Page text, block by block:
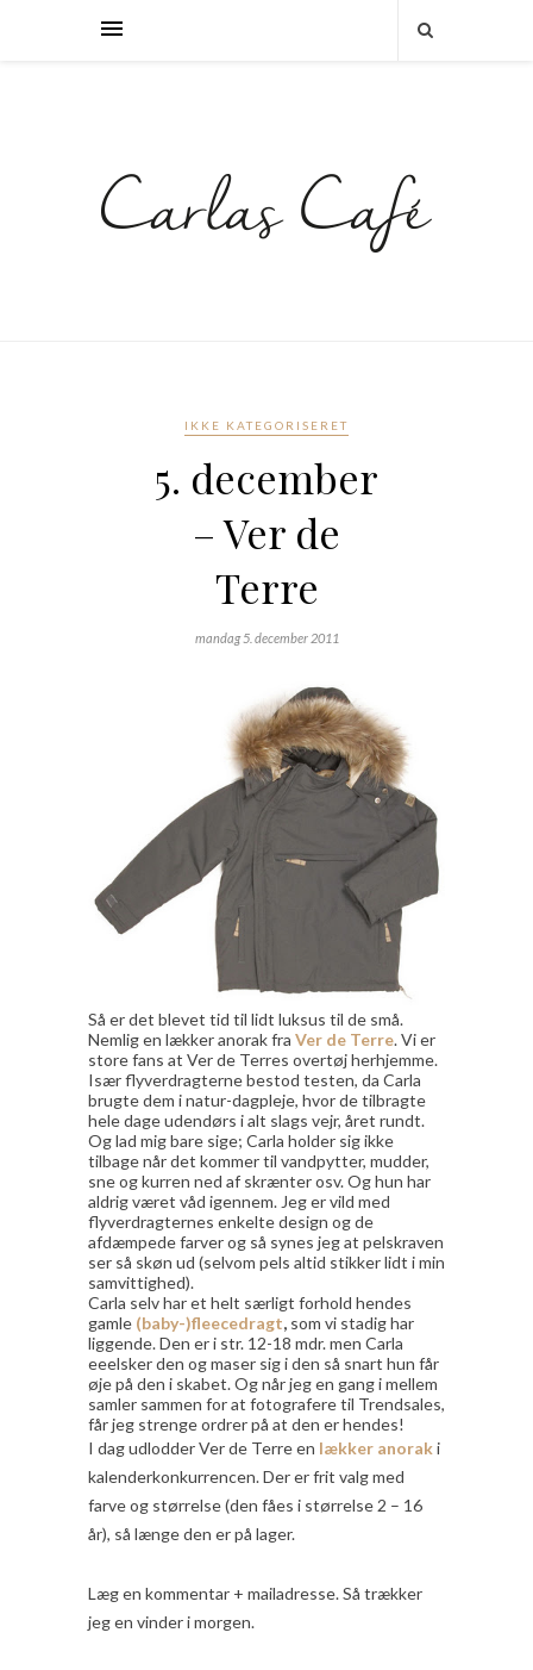
IKKE KATEGORISERET
5. december
– Ver de
Terre
mandag 5. december 2011
Så er det blevet tid til lidt luksus til de små.
Nemlig en lækker anorak fra Ver de Terre. Vi er
store fans at Ver de Terres overtøj herhjemme.
Især flyverdragterne bestod testen, da Carla
brugte dem i natur-dagpleje, hvor de tilbragte
hele dage udendørs i alt slags vejr, året rundt.
Og lad mig bare sige; Carla holder sig ikke
tilbage når det kommer til vandpytter, mudder,
sne og kurren ned af skrænter osv. Og hun har
aldrig været våd igennem. Jeg er vild med
flyverdragternes enkelte design og de
afdæmpede farver og så synes jeg at pelskraven
ser så skøn ud (selvom pels altid stikker lidt i min
samvittighed).
Carla selv har et helt særligt forhold hendes
gamle (baby-)fleecedragt, som vi stadig har
liggende. Den er i str. 12-18 mdr. men Carla
eeelsker den og maser sig i den så snart hun får
øje på den i skabet. Og når jeg en gang i mellem
samler sammen for at fotografere til Trendsales,
får jeg strenge ordrer på at den er hendes!
I dag udlodder Ver de Terre en lækker anoraki
kalenderkonkurrencen. Der er frit valg med
farve og størrelse (den fåes i størrelse 2 – 16
år), så længe den er på lager.
Læg en kommentar + mailadresse. Så trækker
jeg en vinder i morgen.